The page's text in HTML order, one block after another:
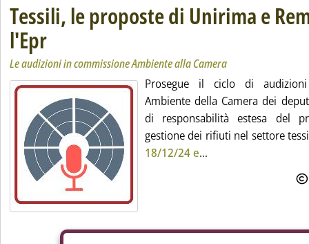
Tessili, le proposte di Unirima e
l'Epr
Le audizioni in commissione Ambiente alla Camera
Prosegue il ciclo di
Ambiente della Camera dei
di responsabilità estesa del
gestione dei rifiuti nel settore
18/12/24 e...